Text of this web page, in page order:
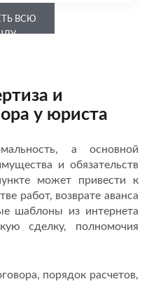
ВСЮ
и
у юриста
а основной
и обязательств
может привести к
работ, возврате аванса
шаблоны из интернета
сделку, полномочия
порядок расчетов,